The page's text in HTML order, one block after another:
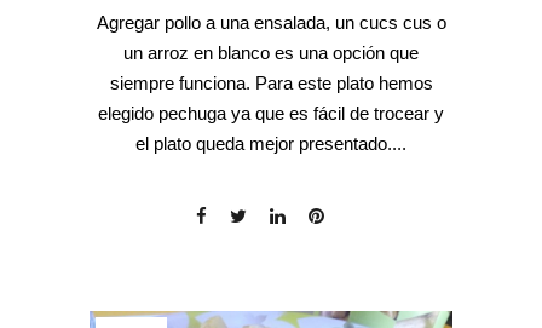
Agregar pollo a una ensalada, un cucs cus o
un arroz en blanco es una opción que
siempre funciona. Para este plato hemos
elegido pechuga ya que es fácil de trocear y
el plato queda mejor presentado....